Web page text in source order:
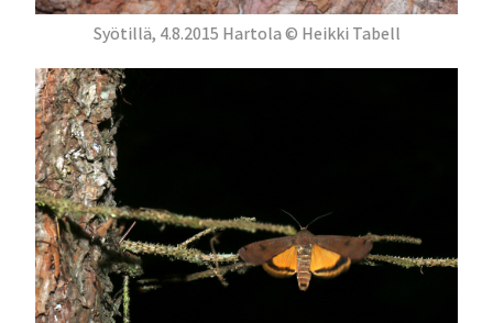
Syötillä, 4.8.2015 Hartola © Heikki Tabell